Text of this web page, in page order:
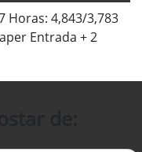
Horas: 4,843/3,783
Entrada + 2